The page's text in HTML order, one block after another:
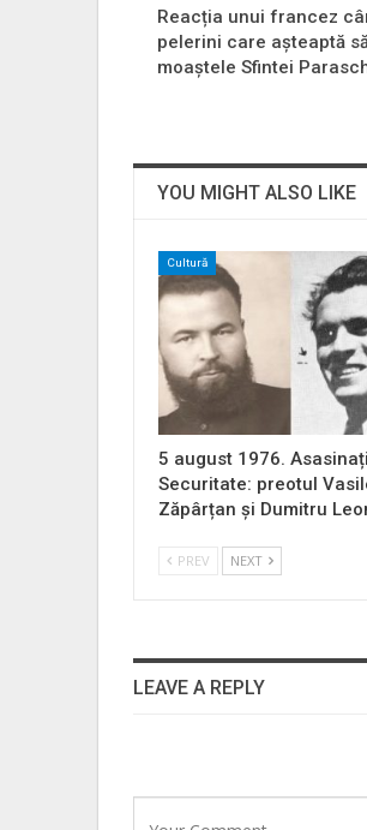
Reacția unui francez
pelerini care așteaptă
moaștele Sfintei
YOU MIGHT ALSO LIKE
Cultură
5 august 1976.
Securitate: preotul
Zăpârțan și Dumitru
PREV NEXT
LEAVE A REPLY